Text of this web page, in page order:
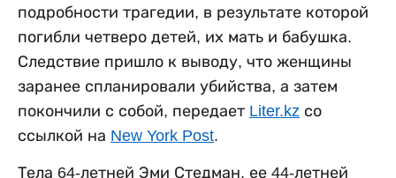
подробности трагедии, в результате которой
погибли четверо детей, их мать и бабушка.
Следствие пришло к выводу, что женщины
заранее спланировали убийства, а затем
покончили с собой, передает Liter.kz со
ссылкой на New York Post.
Тела 64-летней Эми Стедман, ее 44-летней